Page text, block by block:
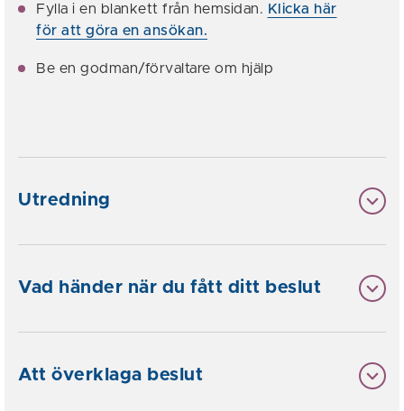
Fylla i en blankett från hemsidan. Klicka här
för att göra en ansökan.
Be en godman/förvaltare om hjälp
Utredning
Vad händer när du fått ditt beslut
Att överklaga beslut